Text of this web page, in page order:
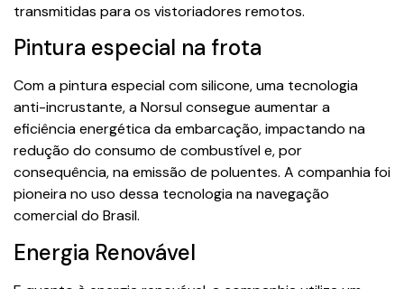
transmitidas para os vistoriadores remotos.
Pintura especial na frota
Com a pintura especial com silicone, uma tecnologia
anti-incrustante, a Norsul consegue aumentar a
eficiência energética da embarcação, impactando na
redução do consumo de combustível e, por
consequência, na emissão de poluentes. A companhia foi
pioneira no uso dessa tecnologia na navegação
comercial do Brasil.
Energia Renovável